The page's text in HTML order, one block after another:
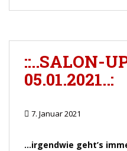
::..SALON-
05.01.2021..:
7. Januar 2021
…irgendwie geht’s